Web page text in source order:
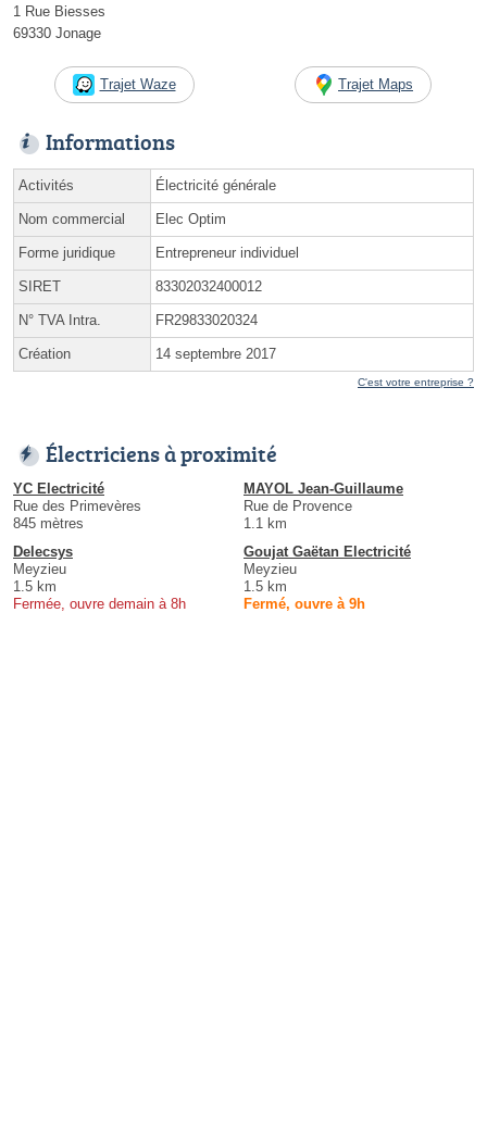
1 Rue Biesses
69330 Jonage
Trajet Waze Trajet Maps
Informations
Activités Électricité générale
Nom commercial Elec Optim
Forme juridique Entrepreneur individuel
SIRET 83302032400012
N° TVA Intra. FR29833020324
Création 14 septembre 2017
C'est votre entreprise ?
Électriciens à proximité
YC Electricité
Rue des Primevères
845 mètres
MAYOL Jean-Guillaume
Rue de Provence
1.1 km
Delecsys
Meyzieu
1.5 km
Fermée, ouvre demain à 8h
Goujat Gaëtan Electricité
Meyzieu
1.5 km
Fermé, ouvre à 9h